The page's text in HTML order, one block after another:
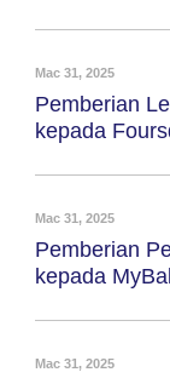
Mac 31, 2025
Pemberian
kepada
Mac 31, 2025
Pemberian
kepada
Mac 31, 2025